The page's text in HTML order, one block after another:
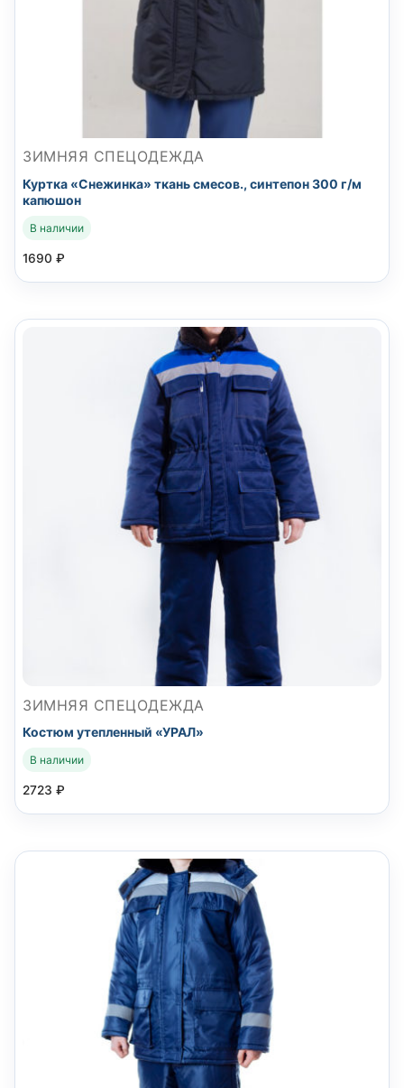
ЗИМНЯЯ СПЕЦОДЕЖДА
Куртка «Снежинка» ткань смесов., синтепон 300 г/м
капюшон
В наличии
1690 ₽
ЗИМНЯЯ СПЕЦОДЕЖДА
Костюм утепленный «УРАЛ»
В наличии
2723 ₽